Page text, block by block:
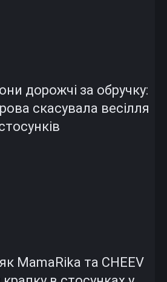
дорожчі за обручку:
скасувала весілля
MamaRika та CHEEV